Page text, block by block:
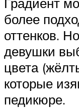
более
оттенков.
девушки
цвета
которые
педикюре.